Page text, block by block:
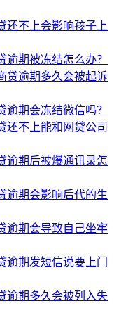
还不上会影响孩子上
期被冻结怎么办？
贷逾期多久会被起诉
期会冻结微信吗？
还不上能和网贷公司
逾期后被爆通讯录怎
逾期会影响后代的生
逾期会导致自己坐牢
期发短信说要上门
逾期多久会被列入失